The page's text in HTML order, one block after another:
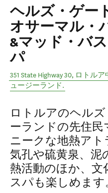
ヘルズ・ゲー
オサーマル・
&マッド・バ
パ
351 State Highway 30, ロトルア
ュージーランド.
ロトルアのヘル
ーランドの先住
ニークな地熱ア
気孔や硫黄泉、泥
熱活動のほか、文
スパも楽しめます